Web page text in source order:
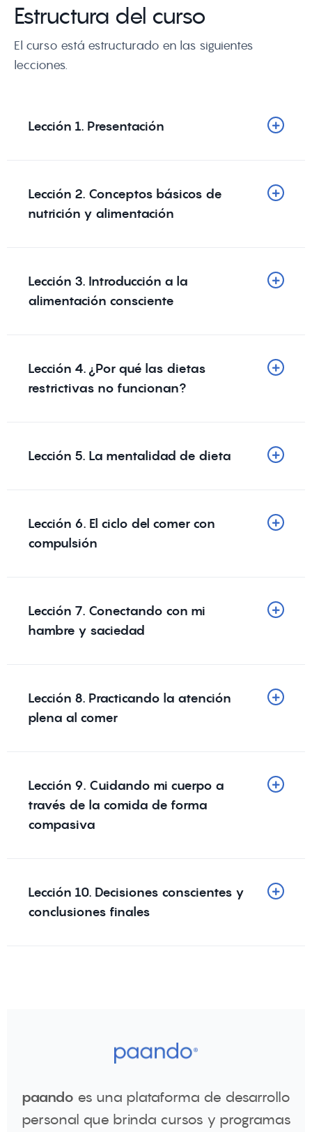
Estructura del curso
El curso está estructurado en las siguientes
lecciones.
Lección 1. Presentación
Lección 2. Conceptos básicos de
nutrición y alimentación
Lección 3. Introducción a la
alimentación consciente
Lección 4. ¿Por qué las dietas
restrictivas no funcionan?
Lección 5. La mentalidad de dieta
Lección 6. El ciclo del comer con
compulsión
Lección 7. Conectando con mi
hambre y saciedad
Lección 8. Practicando la atención
plena al comer
Lección 9. Cuidando mi cuerpo a
través de la comida de forma
compasiva
Lección 10. Decisiones conscientes y
conclusiones finales
paando es una plataforma de desarrollo
personal que brinda cursos y programas